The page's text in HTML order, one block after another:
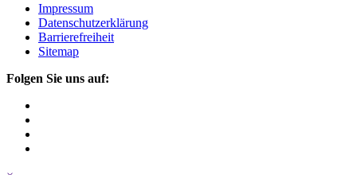
Impressum
Datenschutzerklärung
Barrierefreiheit
Sitemap
Folgen Sie uns auf: